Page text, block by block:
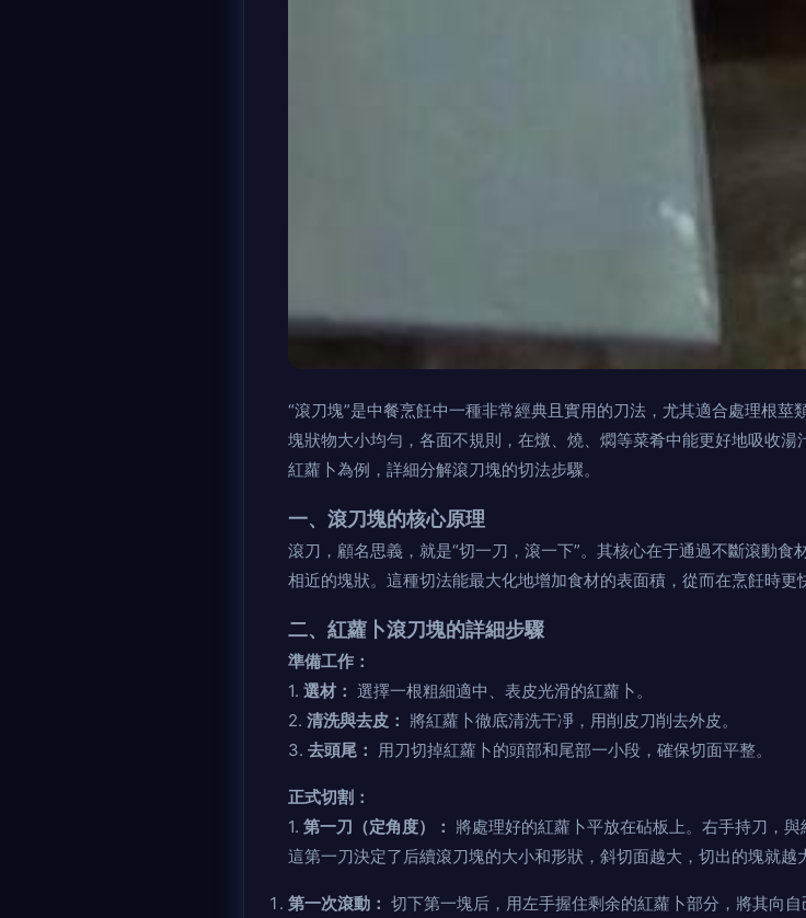
“滾刀塊”是中餐烹飪中一種非常經典且實用的刀法，尤其適合處理根
塊狀物大小均勻，各面不規則，在燉、燒、燜等菜肴中能更好地吸收
紅蘿卜為例，詳細分解滾刀塊的切法步驟。
一、滾刀塊的核心原理
滾刀，顧名思義，就是“切一刀，滾一下”。其核心在于通過不斷滾動
相近的塊狀。這種切法能最大化地增加食材的表面積，從而在烹飪時更
二、紅蘿卜滾刀塊的詳細步驟
準備工作：
1. 選材： 選擇一根粗細適中、表皮光滑的紅蘿卜。
2. 清洗與去皮： 將紅蘿卜徹底清洗干凈，用削皮刀削去外皮。
3. 去頭尾： 用刀切掉紅蘿卜的頭部和尾部一小段，確保切面平整。
正式切割：
1. 第一刀（定角度）： 將處理好的紅蘿卜平放在砧板上。右手持刀，
這第一刀決定了后續滾刀塊的大小和形狀，斜切面越大，切出的塊就越
第一次滾動： 切下第一塊后，用左手握住剩余的紅蘿卜部分，將其向